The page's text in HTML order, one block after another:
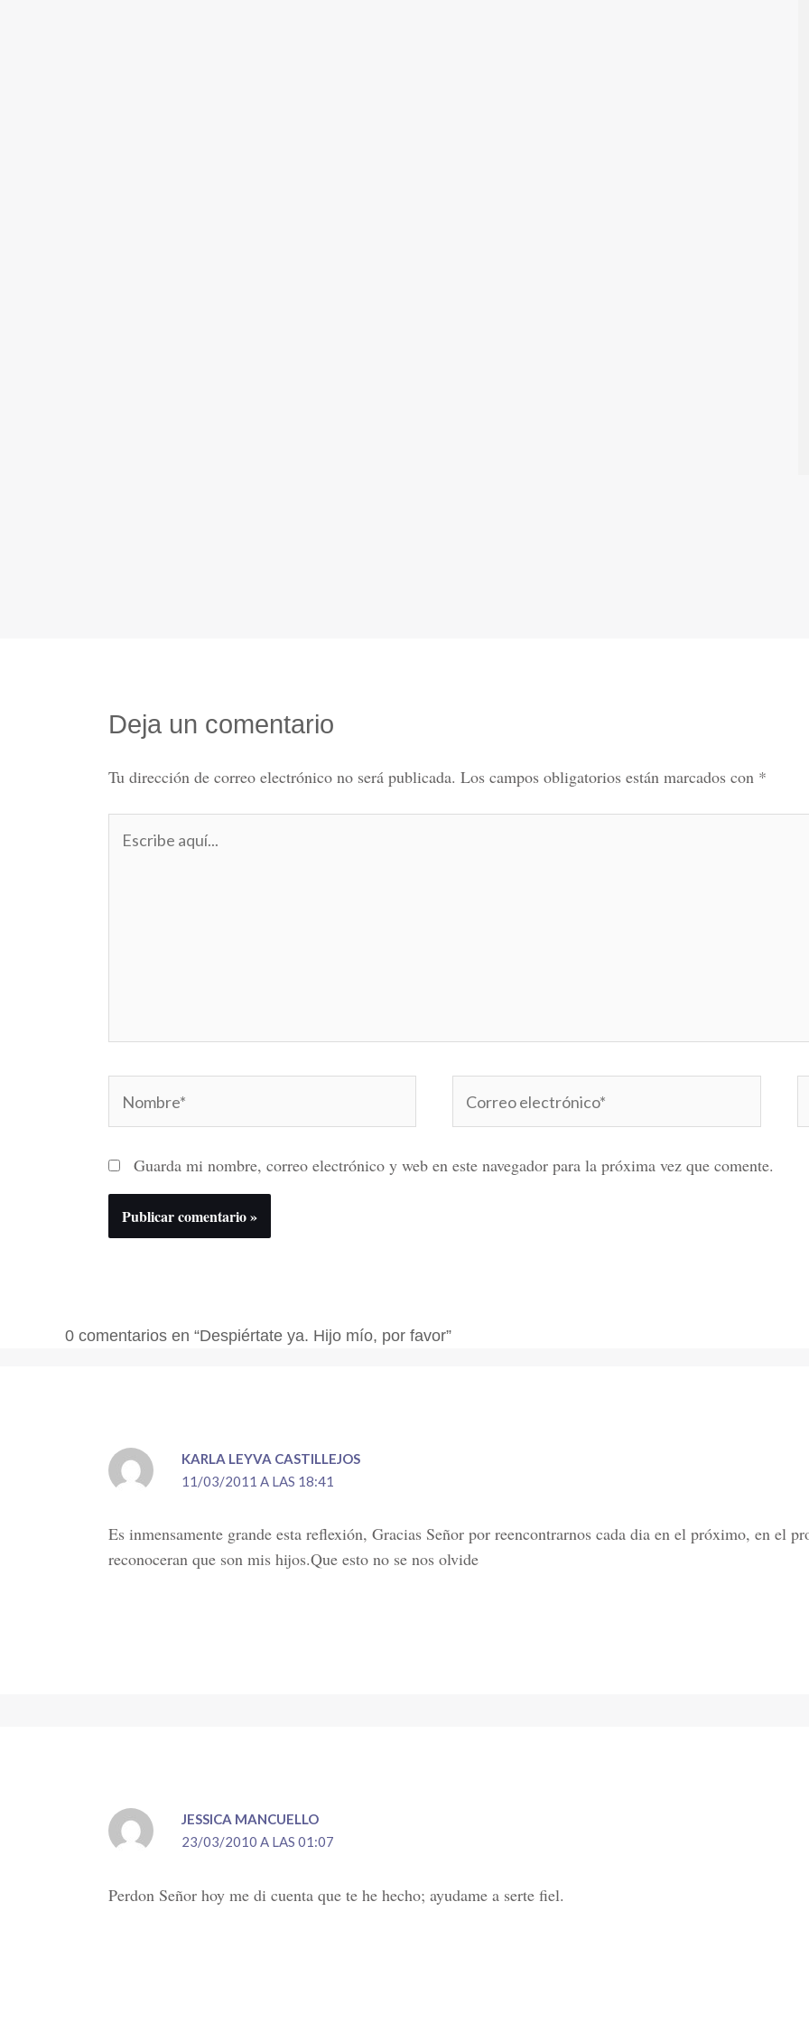
Deja un comentario
Tu dirección de correo electrónico no será publicada. Los campos obligatorios están marcados con *
aquí...
electrónico*
Guarda mi nombre, correo electrónico y web en este navegador para la próxima vez que comente.
0 comentarios en “Despiértate ya. Hijo mío, por favor”
KARLA LEYVA CASTILLEJOS
11/03/2011 A LAS 18:41
Es inmensamente grande esta reflexión, Gracias Señor por reencontrarnos cada dia en el próximo, en el
reconoceran que son mis hijos.Que esto no se nos olvide
JESSICA MANCUELLO
23/03/2010 A LAS 01:07
Perdon Señor hoy me di cuenta que te he hecho; ayudame a serte fiel.